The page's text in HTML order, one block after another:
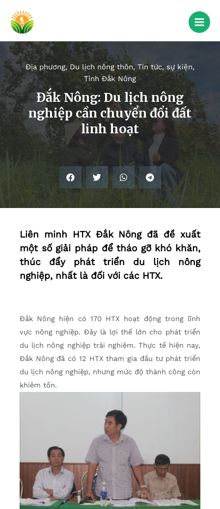
Địa phương,Du lịch nông thôn,Tin tức, sự kiện,
Tỉnh Đắk Nông
Đắk Nông: Du lịch nông
nghiệp cần chuyển đổi đất
linh hoạt
Liên minh HTX Đắk Nông đã đề xuất
một số giải pháp để tháo gỡ khó khăn,
thúc đẩy phát triển du lịch nông
nghiệp, nhất là đối với các HTX.
Đắk Nông hiện có 170 HTX hoạt động trong lĩnh
vực nông nghiệp. Đây là lợi thế lớn cho phát triển
du lịch nông nghiệp trải nghiệm. Thực tế hiện nay,
Đắk Nông đã có 12 HTX tham gia đầu tư phát triển
du lịch nông nghiệp, nhưng mức độ thành công còn
khiêm tốn.